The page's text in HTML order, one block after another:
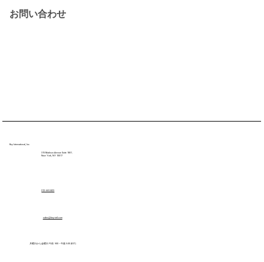
K ey International, Inc.
315 Madison Avenue Suite 1801、
New York, NY 10017
212-661-2423
sales@key-intl.com
月曜日から金曜日 午前 9:00 – 午後 5:00 (EST)
お問い合わせ